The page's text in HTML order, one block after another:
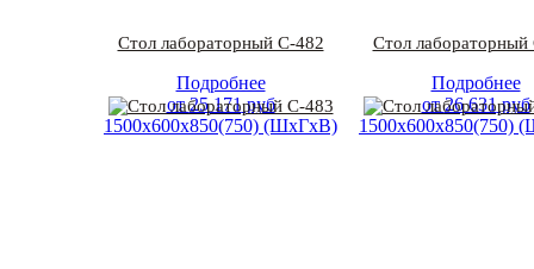
Стол лабораторный С-482
Подробнее
от25 171руб
1500х600х850(750) (ШхГхВ)
Стол лабораторный
Подробнее
от26 631руб
1500х600х850(750)